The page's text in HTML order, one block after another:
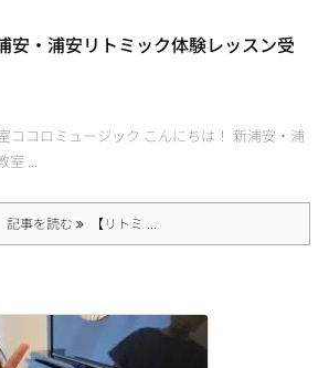
安・浦安リトミック体験レッスン受
ココロミュージック こんにちは！ 新浦安・浦
室 ...
記事を読む 【リトミ ...